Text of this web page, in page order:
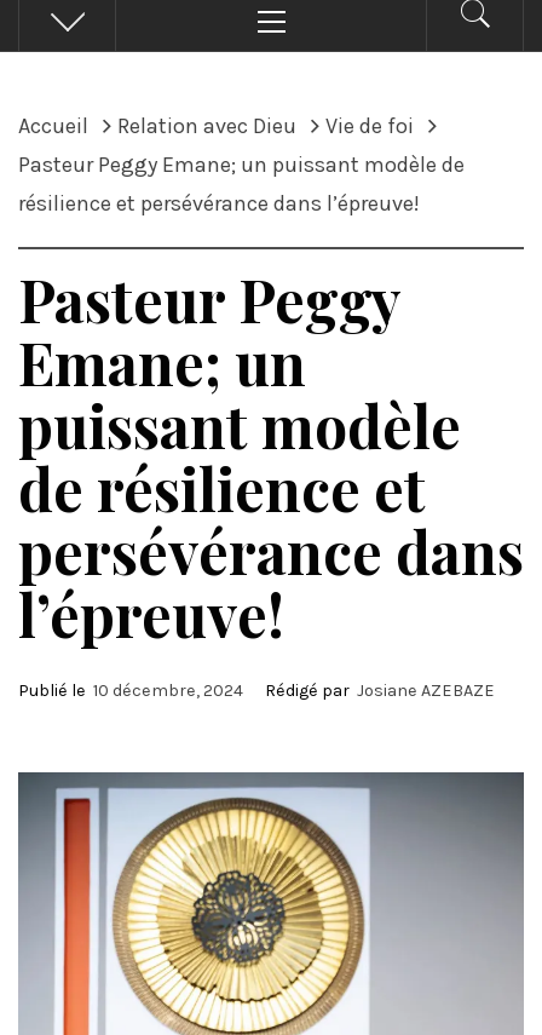
principal
Accueil Relation avec Dieu
Vie de foi
Pasteur Peggy Emane; un puissant modèle de
résilience et persévérance dans l’épreuve!
Pasteur Peggy
Emane; un
puissant modèle
de résilience et
persévérance dans
l’épreuve!
Publié le 10 décembre, 2024 Rédigé par Josiane AZEBAZE